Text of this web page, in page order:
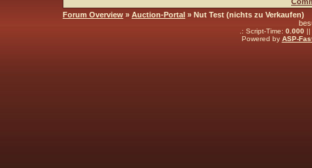
Forum Overview » Auction-Portal » Nut Test (nichts zu Verkaufen)
.: Script-Time: 0.000||
Powered by ASP-